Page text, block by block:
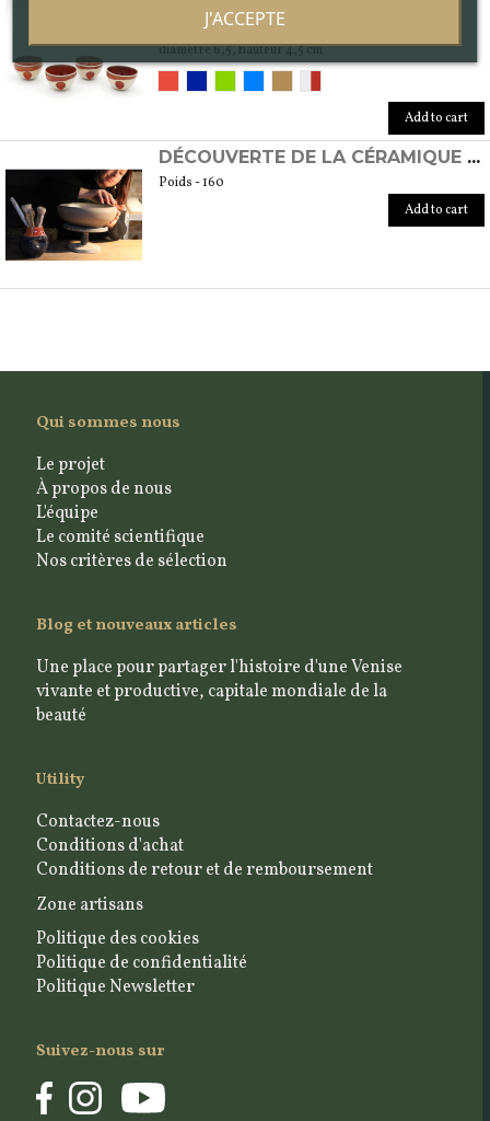
Poids - 160
diamètre 6,5, hauteur 4,5 cm
Add to cart
DÉCOUVERTE DE LA CÉRAMIQUE AU TOUR
Poids - 160
Add to cart
Qui sommes nous
Le projet
À propos de nous
L'équipe
Le comité scientifique
Nos critères de sélection
Blog et nouveaux articles
Une place pour partager l'histoire d'une Venise
vivante et productive, capitale mondiale de la
beauté
Utility
Contactez-nous
Conditions d'achat
Conditions de retour et de remboursement
Zone artisans
Politique des cookies
Politique de confidentialité
Politique Newsletter
Suivez-nous sur
J'ACCEPTE